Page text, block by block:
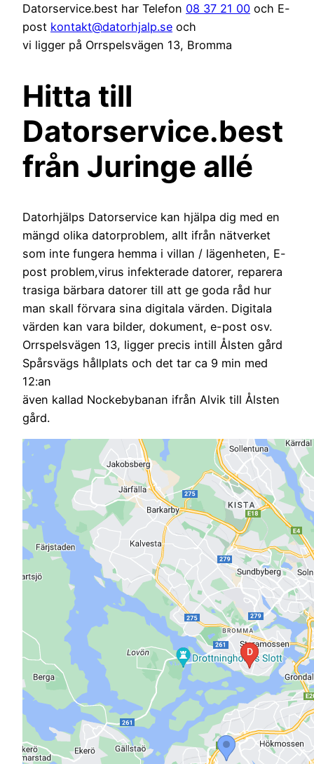
Datorservice.best har Telefon 08 37 21 00 och E-
post kontakt@datorhjalp.se och
vi ligger på Orrspelsvägen 13, Bromma
Hitta till
Datorservice.best
från Juringe allé
Datorhjälps Datorservice kan hjälpa dig med en
mängd olika datorproblem, allt ifrån nätverket
som inte fungera hemma i villan / lägenheten, E-
post problem,virus infekterade datorer, reparera
trasiga bärbara datorer till att ge goda råd hur
man skall förvara sina digitala värden. Digitala
värden kan vara bilder, dokument, e-post osv.
Orrspelsvägen 13, ligger precis intill Ålsten gård
Spårsvägs hållplats och det tar ca 9 min med
12:an
även kallad Nockebybanan ifrån Alvik till Ålsten
gård.